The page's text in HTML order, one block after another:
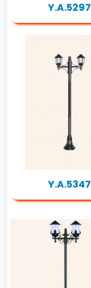
Y.A.5297
Y.A.5347